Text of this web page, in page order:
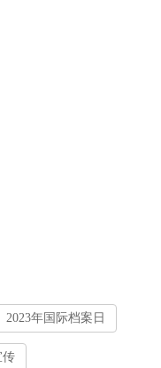
2023年国际档案日
传